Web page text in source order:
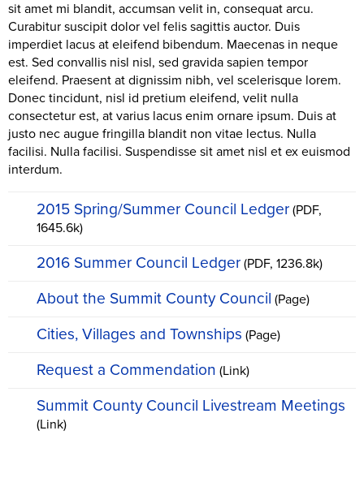
sit amet mi blandit, accumsan velit in, consequat arcu.
Curabitur suscipit dolor vel felis sagittis auctor. Duis
imperdiet lacus at eleifend bibendum. Maecenas in neque
est. Sed convallis nisl nisl, sed gravida sapien tempor
eleifend. Praesent at dignissim nibh, vel scelerisque lorem.
Donec tincidunt, nisl id pretium eleifend, velit nulla
consectetur est, at varius lacus enim ornare ipsum. Duis at
justo nec augue fringilla blandit non vitae lectus. Nulla
facilisi. Nulla facilisi. Suspendisse sit amet nisl et ex euismod
interdum.
2015 Spring/Summer Council Ledger (PDF,
1645.6k)
2016 Summer Council Ledger (PDF, 1236.8k)
About the Summit County Council (Page)
Cities, Villages and Townships (Page)
Request a Commendation (Link)
Summit County Council Livestream Meetings
(Link)